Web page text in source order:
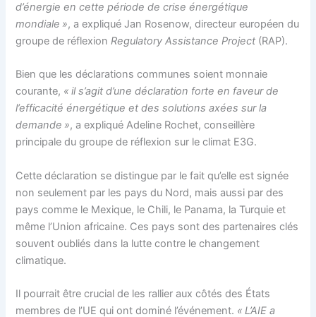
d’énergie en cette période de crise énergétique
mondiale », a expliqué Jan Rosenow, directeur européen du
groupe de réflexionRegulatory Assistance Project (RAP).
Bien que les déclarations communes soient monnaie
courante, « il s’agit d’une déclaration forte en faveur de
l’efficacité énergétique et des solutions axées sur la
demande », a expliqué Adeline Rochet, conseillère
principale du groupe de réflexion sur le climat E3G.
Cette déclaration se distingue par le fait qu’elle est signée
non seulement par les pays du Nord, mais aussi par des
pays comme le Mexique, le Chili, le Panama, la Turquie et
même l’Union africaine. Ces pays sont des partenaires clés
souvent oubliés dans la lutte contre le changement
climatique.
Il pourrait être crucial de les rallier aux côtés des États
membres de l’UE qui ont dominé l’événement. « L’AIE a